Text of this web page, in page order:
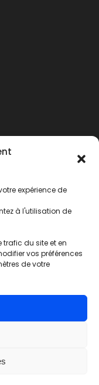
expérience de
à l'utilisation de
trafic du site et en
vos préférences
de votre
de confidentialité